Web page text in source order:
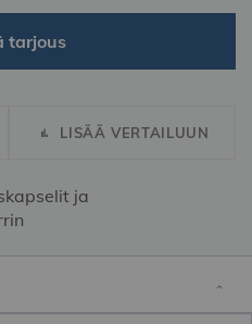
tarjous
LISÄÄ VERTAILUUN
ja